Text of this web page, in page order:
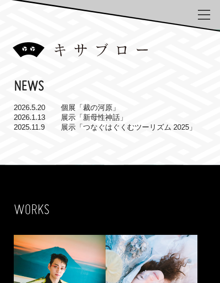
NEWS
2026.5.20
個展「裁の河原」
2026.1.13
展示「新母性神話」
2025.11.9
展示「つなぐはぐくむツーリズム 2025」
WORKS